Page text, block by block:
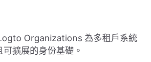
Organizations 為多租戶系統
擴展的身份基礎。